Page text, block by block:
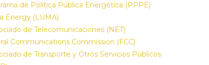
de Política Pública Energética (PPPE)
Energy (LUMA)
de Telecomunicaciones (NET)
Communications Commission (FCC)
de Transporte y Otros Servicios Públicos